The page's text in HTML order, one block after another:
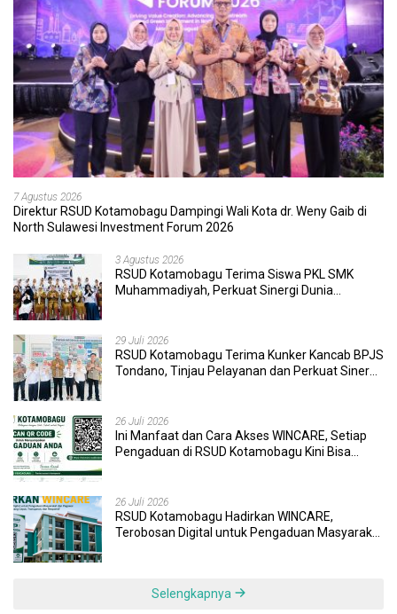
7 Agustus 2026
Direktur RSUD Kotamobagu Dampingi Wali Kota dr. Weny Gaib di
North Sulawesi Investment Forum 2026
3 Agustus 2026
RSUD Kotamobagu Terima Siswa PKL SMK
Muhammadiyah, Perkuat Sinergi Dunia
29 Juli 2026
RSUD Kotamobagu Terima Kunker Kancab BPJS
Tondano, Tinjau Pelayanan dan Perkuat Sinergi
26 Juli 2026
Ini Manfaat dan Cara Akses WINCARE, Setiap
Pengaduan di RSUD Kotamobagu Kini Bisa
26 Juli 2026
RSUD Kotamobagu Hadirkan WINCARE,
Terobosan Digital untuk Pengaduan Masyarakat
Selengkapnya